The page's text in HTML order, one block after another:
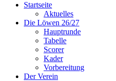
Startseite
Aktuelles
Die Löwen 26/27
Hauptrunde
Tabelle
Scorer
Kader
Vorbereitung
Der Verein